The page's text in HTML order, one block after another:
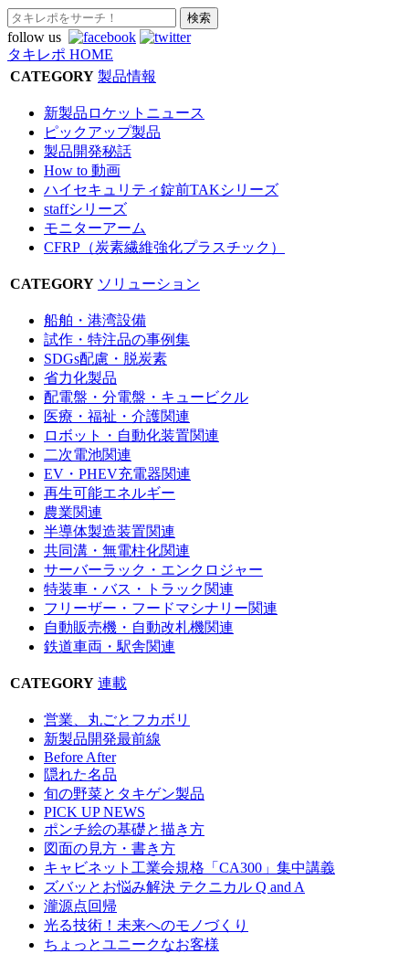
follow us
タキレポ HOME
CATEGORY 製品情報
新製品ロケットニュース
ピックアップ製品
製品開発秘話
How to 動画
ハイセキュリティ錠前TAKシリーズ
staffシリーズ
モニターアーム
CFRP（炭素繊維強化プラスチック）
CATEGORY ソリューション
船舶・港湾設備
試作・特注品の事例集
SDGs配慮・脱炭素
省力化製品
配電盤・分電盤・キュービクル
医療・福祉・介護関連
ロボット・自動化装置関連
二次電池関連
EV・PHEV充電器関連
再生可能エネルギー
農業関連
半導体製造装置関連
共同溝・無電柱化関連
サーバーラック・エンクロジャー
特装車・バス・トラック関連
フリーザー・フードマシナリー関連
自動販売機・自動改札機関連
鉄道車両・駅舎関連
CATEGORY 連載
営業、丸ごとフカボリ
新製品開発最前線
Before After
隠れた名品
旬の野菜とタキゲン製品
PICK UP NEWS
ポンチ絵の基礎と描き方
図面の見方・書き方
キャビネット工業会規格「CA300」集中講義
ズバッとお悩み解決 テクニカル Q and A
瀧源点回帰
光る技術！未来へのモノづくり
ちょっとユニークなお客様